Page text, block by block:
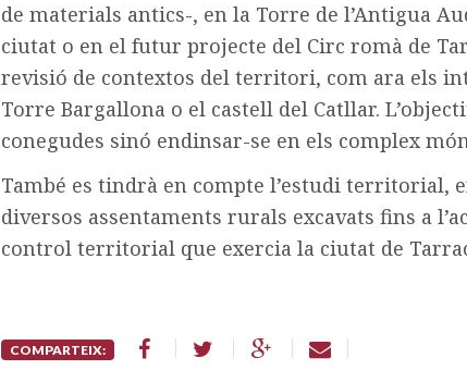
de materials antics-, en la Torre de l’Antigua
ciutat o en el futur projecte del Circ romà de
revisió de contextos del territori, com ara els
Torre Bargallona o el castell del Catllar.
conegudes sinó endinsar-se en els complex
També es tindrà en compte l’estudi territorial,
diversos assentaments rurals excavats fins a
control territorial que exercia la ciutat de
COMPARTEIX: